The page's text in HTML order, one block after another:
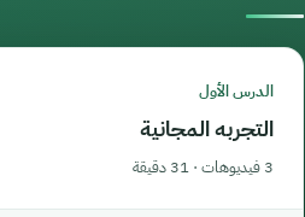
الدرس الأول
التجربه المجانية
3 فيديوهات · 31 دقيقة